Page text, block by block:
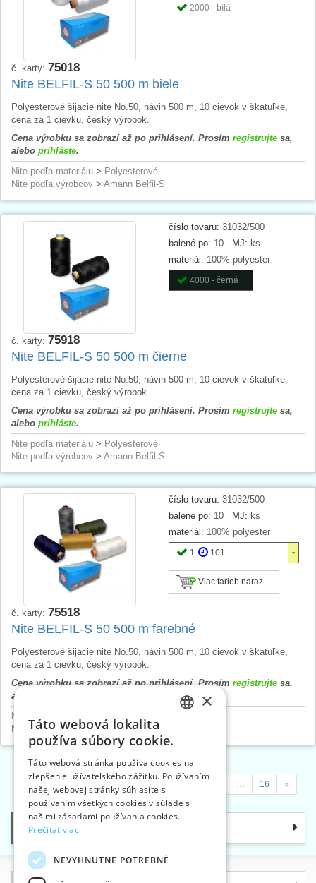
2000 - bílá
č. karty: 75018
Nite BELFIL-S 50 500 m biele
Polyesterové šijacie nite No.50, návin 500 m, 10 cievok v škatuľke,
cena za 1 cievku, český výrobok.
Cena výrobku sa zobrazí až po prihlásení. Prosím registrujte sa,
alebo prihláste.
Nite podľa materiálu > Polyesterové
Nite podľa výrobcov > Amann Belfil-S
číslo tovaru: 31032/500
balené po: 10 MJ: ks
materiál: 100% polyester
4000 - černá
č. karty: 75918
Nite BELFIL-S 50 500 m čierne
Polyesterové šijacie nite No.50, návin 500 m, 10 cievok v škatuľke,
cena za 1 cievku, český výrobok.
Cena výrobku sa zobrazí až po prihlásení. Prosím registrujte sa,
alebo prihláste.
Nite podľa materiálu > Polyesterové
Nite podľa výrobcov > Amann Belfil-S
číslo tovaru: 31032/500
balené po: 10 MJ: ks
materiál: 100% polyester
1 101
Viac farieb naraz ...
č. karty: 75518
Nite BELFIL-S 50 500 m farebné
Polyesterové šijacie nite No.50, návin 500 m, 10 cievok v škatuľke,
cena za 1 cievku, český výrobok.
Cena výrobku sa zobrazí až po prihlásení. Prosím registrujte sa,
alebo
Nite podľa materiálu
Nite podľa výrobcov >Amann Belfil-S
16 »
Kategórie
ENGLISH
GERMAN
×
Táto webová lokalita
používa súbory cookie.
Táto webová stránka používa cookies na
zlepšenie užívateľského zážitku. Používaním
našej webovej stránky súhlasíte s
používaním všetkých cookies v súlade s
našimi zásadami používania cookies.
Prečítať viac
NEVYHNUTNE POTREBNÉ